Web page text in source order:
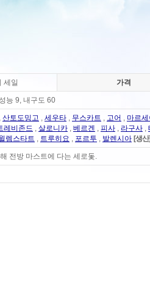
세일 가격
능 9, 내구도 60
, 산토도밍고 , 세우타 , 무스카트 , 고어 , 마르
레비존드 , 살로니카 , 베르겐 , 피사 , 라구사 ,
렘스타트 , 트루히요 , 포르투 , 발렌시아 [생산]
전방 마스트에 다는 세로돛.